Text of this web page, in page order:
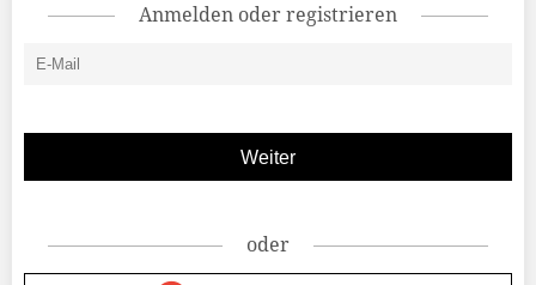
Anmelden oder registrieren
oder